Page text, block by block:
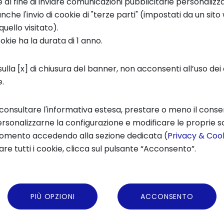
GUARDA LA REGISTRAZIONE
educativo e formativo non rappresenta
educatori e formatori possono
e valutazione saranno presentati
in evidenza ilcollegamento con le
l'invio di cookie di "terze parti" (impostati da un sito
visitato).
ha la durata di 1 anno.
[x] di chiusura del banner, non acconsenti all’uso dei
l'informativa estesa, prestare o meno il
la configurazione e modificare le proprie
accedendo alla sezione dedicata (Privacy &
tutti i cookie, clicca sul pulsante “Acconsento”.
PIÙ OPZIONI ACCONSENTO